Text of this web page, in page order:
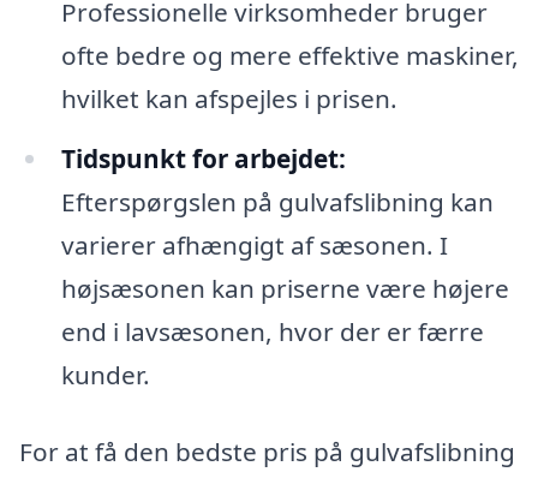
Professionelle virksomheder bruger
ofte bedre og mere effektive maskiner,
hvilket kan afspejles i prisen.
Tidspunkt for arbejdet:
Efterspørgslen på gulvafslibning kan
varierer afhængigt af sæsonen. I
højsæsonen kan priserne være højere
end i lavsæsonen, hvor der er færre
kunder.
For at få den bedste pris på gulvafslibning